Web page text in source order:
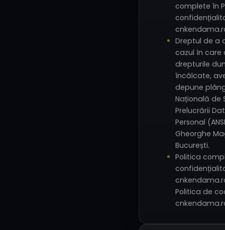
complete în
Dreptul de a
cazul în care
drepturile
încălcate,
depune
Națională de
Prelucrării
Personal
Gheorghe
București.
Politica
Politica de